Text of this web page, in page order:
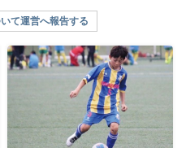
て運営へ報告する